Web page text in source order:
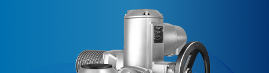
Pohjois-Amerikka